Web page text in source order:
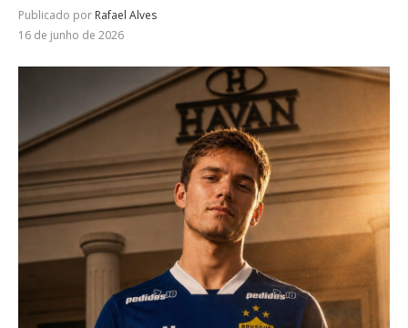
Publicado por Rafael Alves
16 de junho de 2026